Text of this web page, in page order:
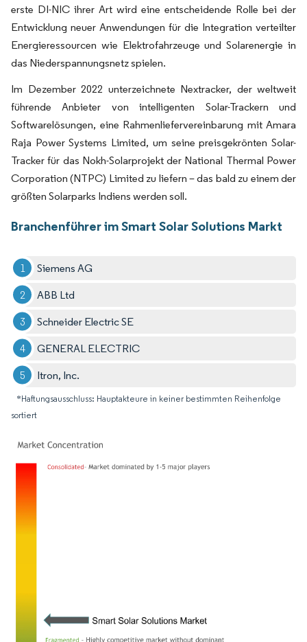
erste DI-NIC ihrer Art wird eine entscheidende Rolle bei der
Entwicklung neuer Anwendungen für die Integration verteilter
Energieressourcen wie Elektrofahrzeuge und Solarenergie in
das Niederspannungsnetz spielen.
Im Dezember 2022 unterzeichnete Nextracker, der weltweit
führende Anbieter von intelligenten Solar-Trackern und
Softwarelösungen, eine Rahmenliefervereinbarung mit Amara
Raja Power Systems Limited, um seine preisgekrönten Solar-
Tracker für das Nokh-Solarprojekt der National Thermal Power
Corporation (NTPC) Limited zu liefern – das bald zu einem der
größten Solarparks Indiens werden soll.
Branchenführer im Smart Solar Solutions Markt
Siemens AG
ABB Ltd
Schneider Electric SE
GENERAL ELECTRIC
Itron, Inc.
*Haftungsausschluss: Hauptakteure in keiner bestimmten Reihenfolge
sortiert